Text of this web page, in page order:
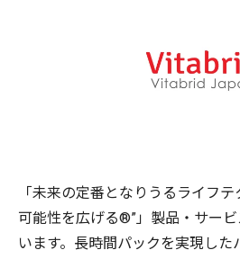
「未来の定番となりうるライフ
可能性を広げる®”」製品・サー
います。長時間パックを実現した